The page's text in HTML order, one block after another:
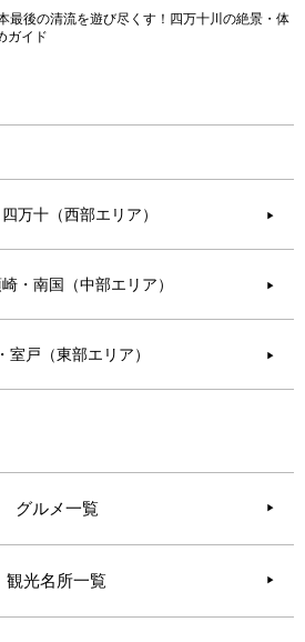
最後の清流を遊び尽くす！四万十川の絶景・体
ガイド
万十（西部エリア） ▶︎
・南国（中部エリア） ▶︎
室戸（東部エリア） ▶︎
グルメ一覧
観光名所一覧